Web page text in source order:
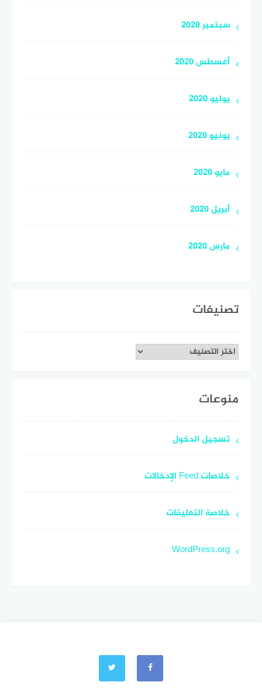
سبتمبر 2020
أغسطس 2020
يوليو 2020
يونيو 2020
مايو 2020
أبريل 2020
مارس 2020
تصنيفات
تصنيفات
منوعات
تسجيل الدخول
خلاصات Feed الإدخالات
خلاصة التعليقات
WordPress.org